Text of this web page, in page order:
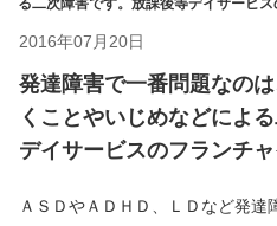
る二次障害です。放課後等デイサービ
2016年07月20日
発達障害で一番問題なの
くことやいじめなどによ
デイサービスのフランチ
ＡＳＤやＡＤＨＤ、ＬＤなど発達